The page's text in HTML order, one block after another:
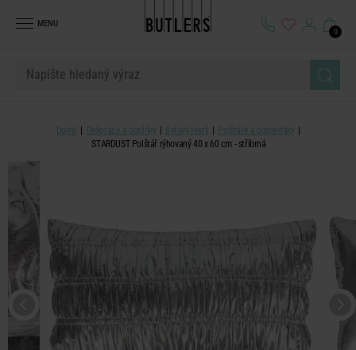
MENU
0
Domů Dekorace a doplňky Bytový textil
Polštáře a podsedáky
STARDUST Polštář rýhovaný 40 x 60 cm - stříbrná